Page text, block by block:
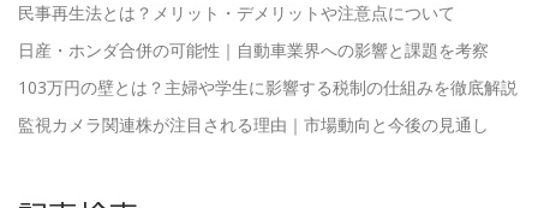
民事再生法とは？メリット・デメリットや注意点について
日産・ホンダ合併の可能性｜自動車業界への影響と課題を考察
103万円の壁とは？主婦や学生に影響する税制の仕組みを徹底解説
監視カメラ関連株が注目される理由｜市場動向と今後の見通し